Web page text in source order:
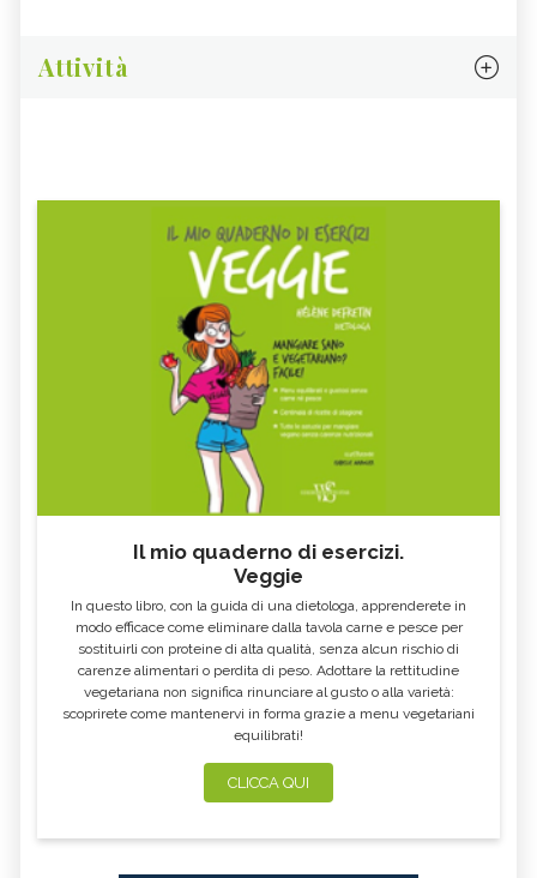
Attività
Il mio quaderno di esercizi.
Veggie
In questo libro, con la guida di una dietologa, apprenderete in
modo efficace come eliminare dalla tavola carne e pesce per
sostituirli con proteine di alta qualità, senza alcun rischio di
carenze alimentari o perdita di peso. Adottare la rettitudine
vegetariana non significa rinunciare al gusto o alla varietà:
scoprirete come mantenervi in forma grazie a menu vegetariani
equilibrati!
CLICCA QUI